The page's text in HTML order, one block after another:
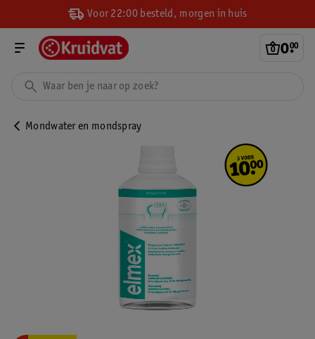
Voor 22:00 besteld, morgen in huis
0.
00
Mondwater en mondspray